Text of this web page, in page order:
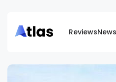
ReviewsNews